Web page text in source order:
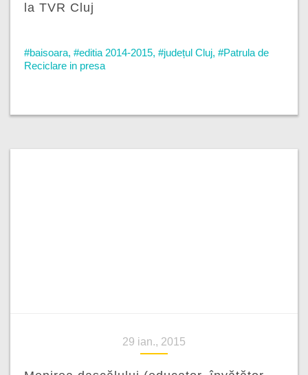
la TVR Cluj
#baisoara, #editia 2014-2015, #județul Cluj, #Patrula de
Reciclare in presa
29 ian., 2015